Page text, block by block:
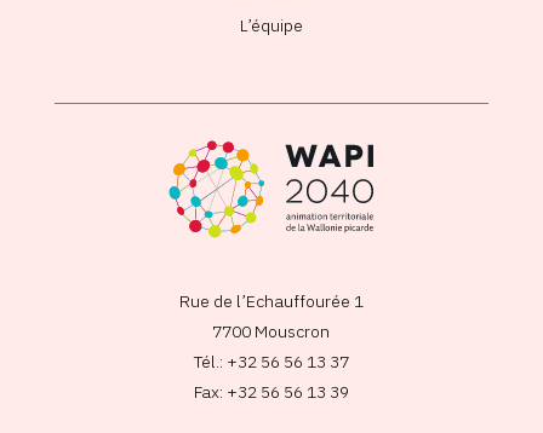
L’équipe
Rue de l’Echauffourée 1
7700 Mouscron
Tél.: +32 56 56 13 37
Fax: +32 56 56 13 39